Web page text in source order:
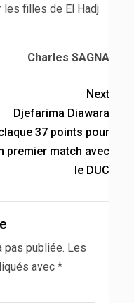
les filles de El Hadj
Charles SAGNA
Next
Djefarima Diawara
37 points pour
premier match avec
le DUC
pas publiée. Les
avec *